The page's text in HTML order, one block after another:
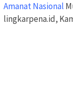
Amanat Nasional
lingkarpena.id,